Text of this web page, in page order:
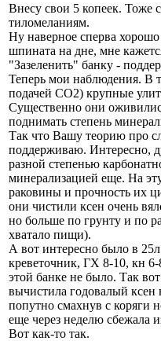
Внесу свои 5 копеек. Тоже
тиломеланиям.
Ну наверное сперва
шпината на дне, мне
"Зазеленить" банку -
Теперь мои наблюдения. В
подачей СО2) крупные
Существенно они
поднимать степень
Так что Вашу теорию про
поддерживаю. Интересно,
разной степенью
минерализацией еще. На
раковины и прочность их
они чистили ксен очень
но больше по грунту и по
хватало пищи).
А вот интересно было в
креветочник, ГХ 8-10, кн
этой банке не было. Так
вычистила годовалый ксен
попутно смахнув с коряги
еще через неделю сбежала
Вот как-то так.